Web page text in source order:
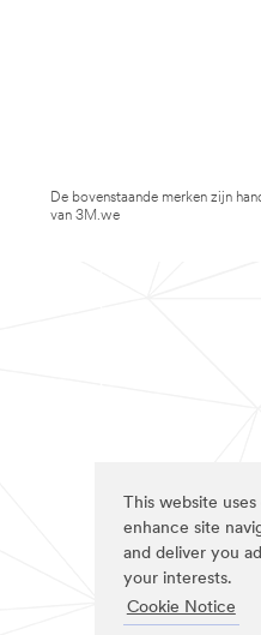
This website
enhance site
and deliver you
your interests.
Cookie Notice
De bovenstaande merken zijn
van 3M.we